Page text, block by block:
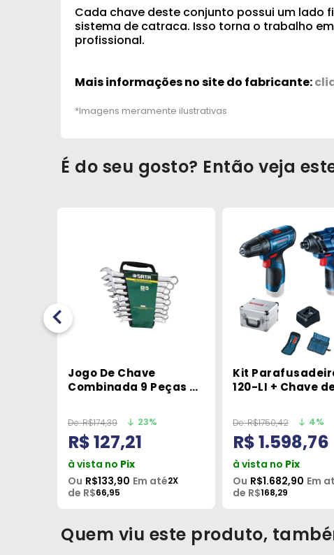
Cada chave deste conjunto possui um
sistema de catraca. Isso torna o trabalho
profissional.
Mais informações no site do fabricante:
É do seu gosto? Então veja
Jogo De Chave
Combinada 9 Peças 8
De:R$174,39 23%
R$ 127,21
à vista no Pix
Ou R$133,90 Em até2X
de R$66,95
Kit
120-LI + Chave
Bosch
De:R$1750,42 4%
R$ 1.598,76
à vista no Pix
Ou R$1.682,90 Em
de R$168,29
Quem viu este produto,